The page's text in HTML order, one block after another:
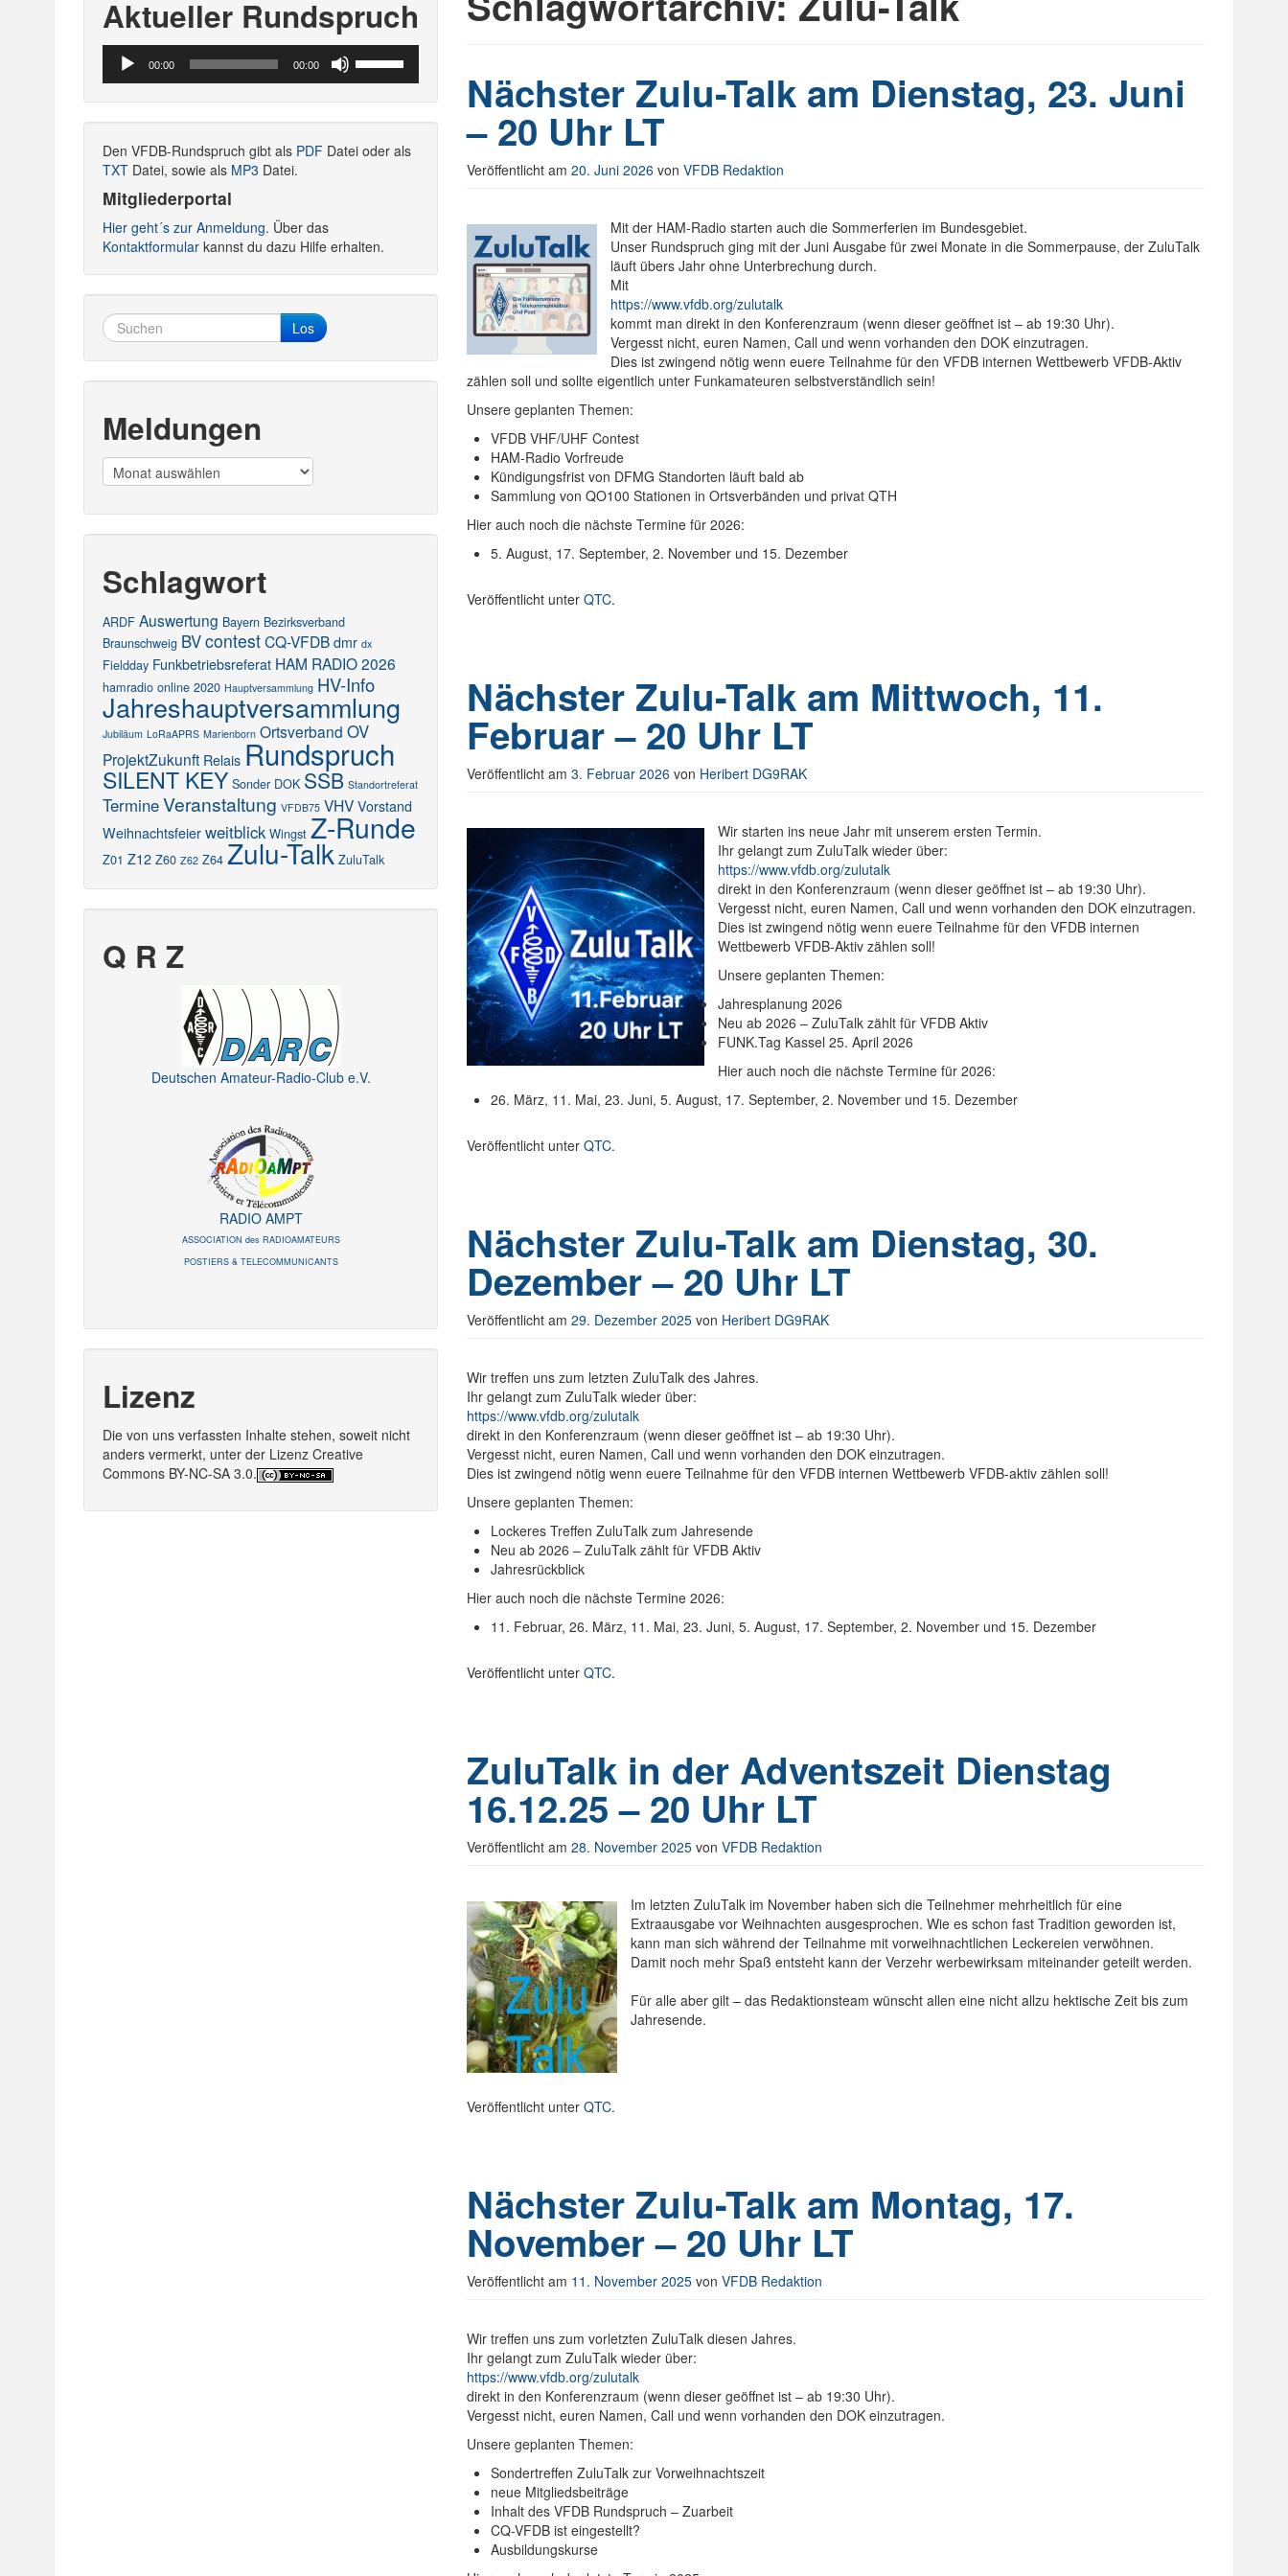
Nächster Zulu-Talk am Dienstag, 23. Juni
– 20 Uhr LT
Veröffentlicht am 20. Juni 2026 von VFDB Redaktion
Mit der HAM-Radio starten auch die Sommerferien im Bundesgebiet.
Unser Rundspruch ging mit der Juni Ausgabe für zwei Monate in die Sommerpause, der ZuluTalk
läuft übers Jahr ohne Unterbrechung durch.
Mit
https://www.vfdb.org/zulutalk
kommt man direkt in den Konferenzraum (wenn dieser geöffnet ist – ab 19:30 Uhr).
Vergesst nicht, euren Namen, Call und wenn vorhanden den DOK einzutragen.
Dies ist zwingend nötig wenn euere Teilnahme für den VFDB internen Wettbewerb VFDB-Aktiv
zählen soll und sollte eigentlich unter Funkamateuren selbstverständlich sein!
Unsere geplanten Themen:
VFDB VHF/UHF Contest
HAM-Radio Vorfreude
Kündigungsfrist von DFMG Standorten läuft bald ab
Sammlung von QO100 Stationen in Ortsverbänden und privat QTH
Hier auch noch die nächste Termine für 2026:
5. August, 17. September, 2. November und 15. Dezember
Veröffentlicht unter QTC.
Nächster Zulu-Talk am Mittwoch, 11.
Februar – 20 Uhr LT
Veröffentlicht am 3. Februar 2026 von Heribert DG9RAK
Wir starten ins neue Jahr mit unserem ersten Termin.
Ihr gelangt zum ZuluTalk wieder über:
https://www.vfdb.org/zulutalk
direkt in den Konferenzraum (wenn dieser geöffnet ist – ab 19:30 Uhr).
Vergesst nicht, euren Namen, Call und wenn vorhanden den DOK einzutragen.
Dies ist zwingend nötig wenn euere Teilnahme für den VFDB internen
Wettbewerb VFDB-Aktiv zählen soll!
Unsere geplanten Themen:
Jahresplanung 2026
Neu ab 2026 – ZuluTalk zählt für VFDB Aktiv
FUNK.Tag Kassel 25. April 2026
Hier auch noch die nächste Termine für 2026:
26. März, 11. Mai, 23. Juni, 5. August, 17. September, 2. November und 15. Dezember
Veröffentlicht unter QTC.
Nächster Zulu-Talk am Dienstag, 30.
Dezember – 20 Uhr LT
Veröffentlicht am 29. Dezember 2025 von Heribert DG9RAK
Wir treffen uns zum letzten ZuluTalk des Jahres.
Ihr gelangt zum ZuluTalk wieder über:
https://www.vfdb.org/zulutalk
direkt in den Konferenzraum (wenn dieser geöffnet ist – ab 19:30 Uhr).
Vergesst nicht, euren Namen, Call und wenn vorhanden den DOK einzutragen.
Dies ist zwingend nötig wenn euere Teilnahme für den VFDB internen Wettbewerb VFDB-aktiv zählen soll!
Unsere geplanten Themen:
Lockeres Treffen ZuluTalk zum Jahresende
Neu ab 2026 – ZuluTalk zählt für VFDB Aktiv
Jahresrückblick
Hier auch noch die nächste Termine 2026:
11. Februar, 26. März, 11. Mai, 23. Juni, 5. August, 17. September, 2. November und 15. Dezember
Veröffentlicht unter QTC.
ZuluTalk in der Adventszeit Dienstag
16.12.25 – 20 Uhr LT
Veröffentlicht am 28. November 2025 von VFDB Redaktion
Im letzten ZuluTalk im November haben sich die Teilnehmer mehrheitlich für eine
Extraausgabe vor Weihnachten ausgesprochen. Wie es schon fast Tradition geworden ist,
kann man sich während der Teilnahme mit vorweihnachtlichen Leckereien verwöhnen.
Damit noch mehr Spaß entsteht kann der Verzehr werbewirksam miteinander geteilt werden.
Für alle aber gilt – das Redaktionsteam wünscht allen eine nicht allzu hektische Zeit bis zum
Jahresende.
Veröffentlicht unter QTC.
Nächster Zulu-Talk am Montag, 17.
November – 20 Uhr LT
Veröffentlicht am 11. November 2025 von VFDB Redaktion
Wir treffen uns zum vorletzten ZuluTalk diesen Jahres.
Ihr gelangt zum ZuluTalk wieder über:
https://www.vfdb.org/zulutalk
direkt in den Konferenzraum (wenn dieser geöffnet ist – ab 19:30 Uhr).
Vergesst nicht, euren Namen, Call und wenn vorhanden den DOK einzutragen.
Unsere geplanten Themen:
Sondertreffen ZuluTalk zur Vorweihnachtszeit
neue Mitgliedsbeiträge
Inhalt des VFDB Rundspruch – Zuarbeit
CQ-VFDB ist eingestellt?
Ausbildungskurse
Aktueller Rundspruch
Audio-
Player
00:00 00:00
Hoch/Runter
Lautstärke
Den VFDB-Rundspruch gibt als PDF Datei oder als
TXT Datei, sowie als MP3 Datei.
Mitgliederportal
Hier geht´s zur Anmeldung. Über das
Kontaktformular kannst du dazu Hilfe erhalten.
Los
Meldungen
Meldungen
Schlagwort
ARDF Auswertung Bayern Bezirksverband
Braunschweig BVcontestCQ-VFDB dmr dx
Fieldday Funkbetriebsreferat HAM RADIO 2026
hamradio online 2020 Hauptversammlung HV-Info
Jahreshauptversammlung
Jubiläum LoRaAPRS Marienborn Ortsverband OV
ProjektZukunft Relais Rundspruch
SILENT KEY Sonder DOK SSB Standortreferat
TermineVeranstaltung VFDB75 VHV Vorstand
Weihnachtsfeier weitblick Wingst Z-Runde
Z01 Z12 Z60 Z62 Z64 Zulu-Talk ZuluTalk
Q R Z
Deutschen Amateur-Radio-Club e.V.
RADIO AMPT
ASSOCIATION des RADIOAMATEURS
POSTIERS & TELECOMMUNICANTS
Lizenz
Die von uns verfassten Inhalte stehen, soweit nicht
anders vermerkt, unter der Lizenz Creative
Commons BY-NC-SA 3.0.